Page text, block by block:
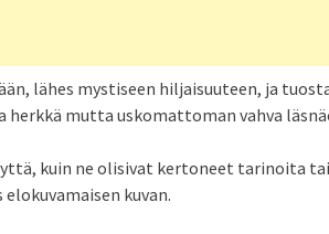
lähes mystiseen hiljaisuuteen, ja
mutta uskomattoman vahva
kuin ne olisivat kertoneet tarinoita
kuvan.